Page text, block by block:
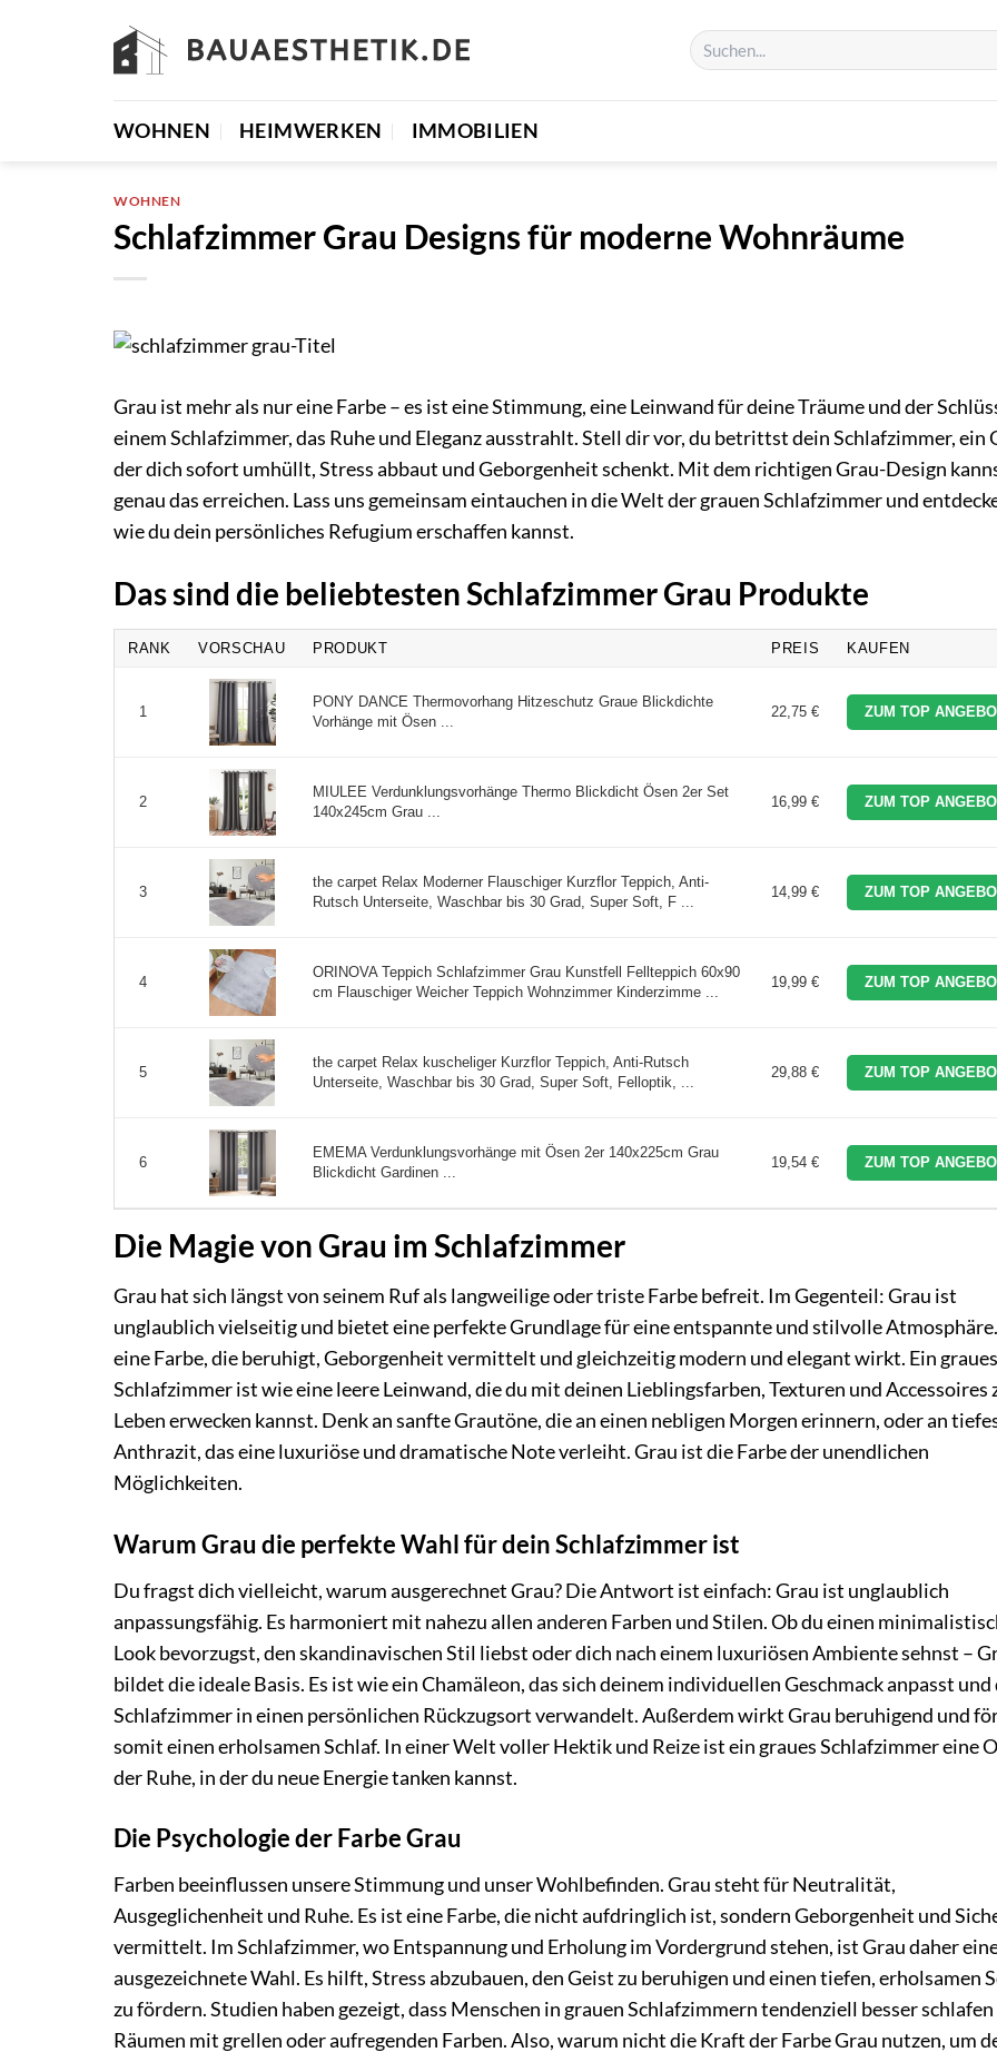
WOHNEN HEIMWERKEN IMMOBILIEN
WOHNEN
Schlafzimmer Grau Designs für moderne Wohnräume
Grau ist mehr als nur eine Farbe – es ist eine Stimmung, eine Leinwand für deine Träume und der
einem Schlafzimmer, das Ruhe und Eleganz ausstrahlt. Stell dir vor, du betrittst dein Schlafzimmer, ein
der dich sofort umhüllt, Stress abbaut und Geborgenheit schenkt. Mit dem richtigen Grau-Design
genau das erreichen. Lass uns gemeinsam eintauchen in die Welt der grauen Schlafzimmer und
wie du dein persönliches Refugium erschaffen kannst.
Das sind die beliebtesten Schlafzimmer Grau Produkte
RANK VORSCHAU PRODUKT PREIS KAUFEN
1
PONY DANCE Thermovorhang Hitzeschutz Graue Blickdichte
Vorhänge mit Ösen ...
22,75 € ZUM TOP
2
MIULEE Verdunklungsvorhänge Thermo Blickdicht Ösen 2er Set
140x245cm Grau ...
16,99 € ZUM TOP
3
the carpet Relax Moderner Flauschiger Kurzflor Teppich, Anti-
Rutsch Unterseite, Waschbar bis 30 Grad, Super Soft, F ...
14,99 € ZUM TOP
4
ORINOVA Teppich Schlafzimmer Grau Kunstfell Fellteppich 60x90
cm Flauschiger Weicher Teppich Wohnzimmer Kinderzimme ...
19,99 € ZUM TOP
5
the carpet Relax kuscheliger Kurzflor Teppich, Anti-Rutsch
Unterseite, Waschbar bis 30 Grad, Super Soft, Felloptik, ...
29,88 € ZUM TOP
6
EMEMA Verdunklungsvorhänge mit Ösen 2er 140x225cm Grau
Blickdicht Gardinen ...
19,54 € ZUM TOP
Die Magie von Grau im Schlafzimmer
Grau hat sich längst von seinem Ruf als langweilige oder triste Farbe befreit. Im Gegenteil: Grau ist
unglaublich vielseitig und bietet eine perfekte Grundlage für eine entspannte und stilvolle
eine Farbe, die beruhigt, Geborgenheit vermittelt und gleichzeitig modern und elegant wirkt. Ein graues
Schlafzimmer ist wie eine leere Leinwand, die du mit deinen Lieblingsfarben, Texturen und Accessoires
Leben erwecken kannst. Denk an sanfte Grautöne, die an einen nebligen Morgen erinnern, oder an
Anthrazit, das eine luxuriöse und dramatische Note verleiht. Grau ist die Farbe der unendlichen
Möglichkeiten.
Warum Grau die perfekte Wahl für dein Schlafzimmer ist
Du fragst dich vielleicht, warum ausgerechnet Grau? Die Antwort ist einfach: Grau ist unglaublich
anpassungsfähig. Es harmoniert mit nahezu allen anderen Farben und Stilen. Ob du einen
Look bevorzugst, den skandinavischen Stil liebst oder dich nach einem luxuriösen Ambiente sehnst –
bildet die ideale Basis. Es ist wie ein Chamäleon, das sich deinem individuellen Geschmack anpasst und
Schlafzimmer in einen persönlichen Rückzugsort verwandelt. Außerdem wirkt Grau beruhigend und
somit einen erholsamen Schlaf. In einer Welt voller Hektik und Reize ist ein graues Schlafzimmer eine
der Ruhe, in der du neue Energie tanken kannst.
Die Psychologie der Farbe Grau
Farben beeinflussen unsere Stimmung und unser Wohlbefinden. Grau steht für Neutralität,
Ausgeglichenheit und Ruhe. Es ist eine Farbe, die nicht aufdringlich ist, sondern Geborgenheit und
vermittelt. Im Schlafzimmer, wo Entspannung und Erholung im Vordergrund stehen, ist Grau daher
ausgezeichnete Wahl. Es hilft, Stress abzubauen, den Geist zu beruhigen und einen tiefen, erholsamen
zu fördern. Studien haben gezeigt, dass Menschen in grauen Schlafzimmern tendenziell besser schlafen
Räumen mit grellen oder aufregenden Farben. Also, warum nicht die Kraft der Farbe Grau nutzen, um